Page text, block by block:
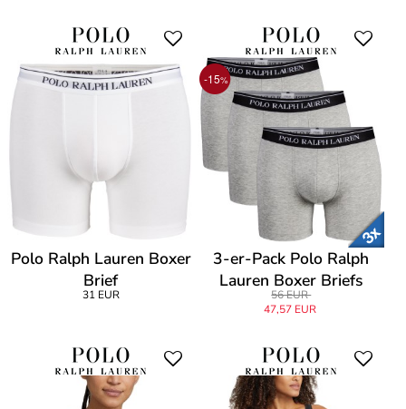
Polo Ralph Lauren Boxer
Brief
31 EUR
-15%
3-er-Pack Polo Ralph
Lauren Boxer Briefs
56 EUR
47,57 EUR